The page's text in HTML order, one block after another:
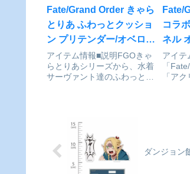
Fate/Grand Order きゃら
とりあ ふわっとクッショ
ン プリテンダー/オベロン
〔爽やかサマー・プリン
ス〕[アルジャーノンプロ
ダクト]が予約受付中
アイテム情報■説明FGOきゃ
らとりあシリーズから、水着
サーヴァント達のふわっとク
って眺めることも楽しめるサ
イズ。お部屋に飾れば、一気
に夏...
Fate/
コラ
ネル
アリ
予約
アイテ
「
「ア
ダンジョン